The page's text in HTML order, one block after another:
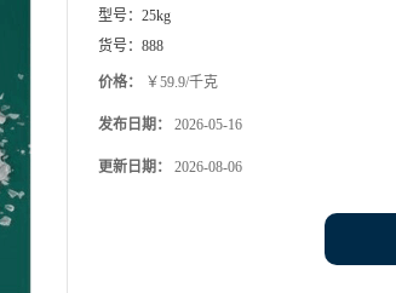
型号： 25kg
货号： 888
价格： ￥59.9/千克
发布日期： 2026-05-16
更新日期： 2026-08-06